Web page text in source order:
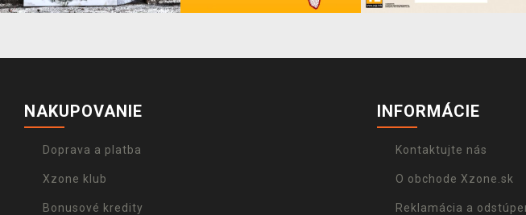
NAKUPOVANIE
Doprava a platba
Xzone klub
Bonusové kredity
INFORMÁCIE
Kontaktujte nás
O obchode Xzone.sk
Reklamácia a